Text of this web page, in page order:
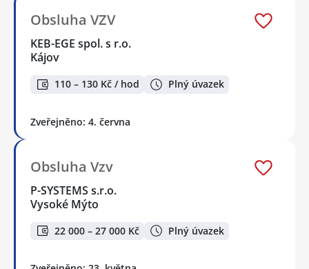
Obsluha VZV
KEB-EGE spol. s r.o.
Kájov
110 – 130 Kč / hod Plný úvazek
Zveřejněno: 4. června
Obsluha Vzv
P-SYSTEMS s.r.o.
Vysoké Mýto
22 000 – 27 000 Kč Plný úvazek